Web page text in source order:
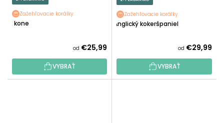
Zažehľovacie korálky
3 kone
od €25,99
VYBRAŤ
Zažehľovacie korálky
Anglický kokeršpaniel
od €29,99
VYBRAŤ